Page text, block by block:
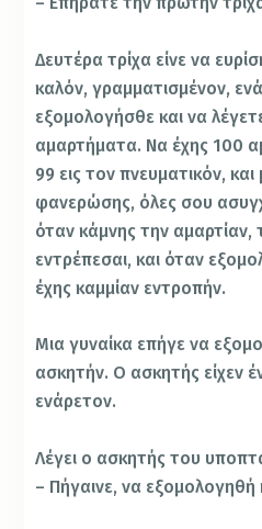
Δευτέρα τρίχα είνε να
καλόν, γραμματισμένον,
εξομολογήσθε και να
αμαρτήματα. Να έχης 100
99 εις τον πνευματικόν, και
φανερώσης, όλες σου
όταν κάμνης την αμαρτίαν,
εντρέπεσαι, και όταν
έχης καμμίαν εντροπήν.
Μια γυναίκα επήγε να
ασκητήν. Ο ασκητής είχεν
ενάρετον.
Λέγει ο ασκητής του
– Πήγαινε, να εξομολογηθή